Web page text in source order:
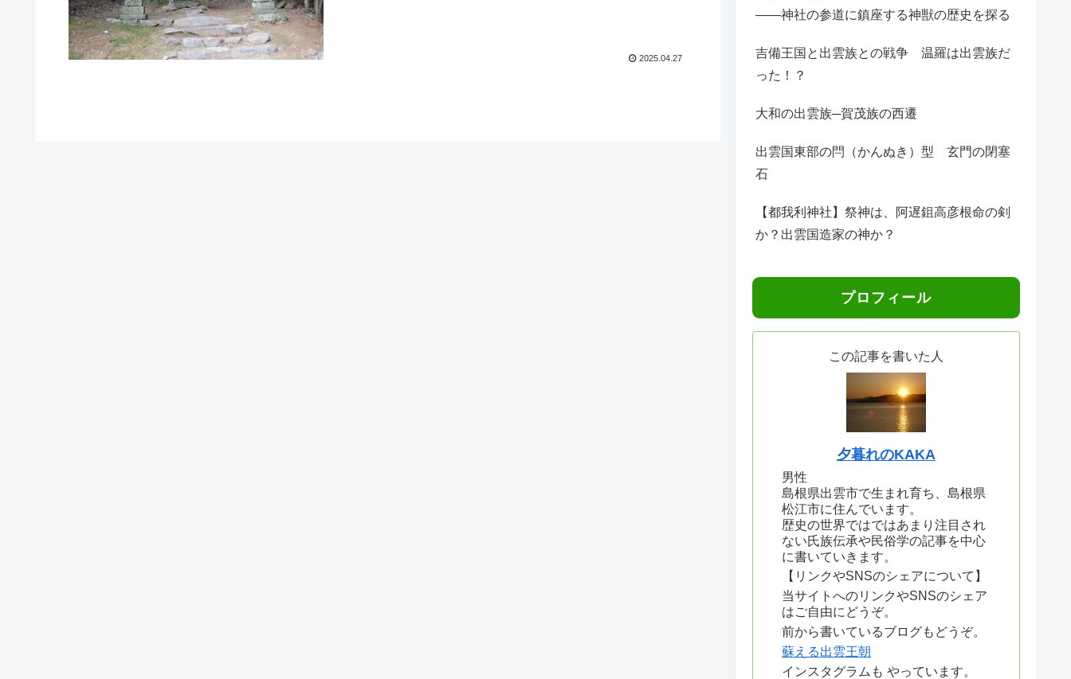
2025.04.27
――神社の参道に鎮座する神獣の歴史を探る
吉備王国と出雲族との戦争 温羅は出雲族だ
った！？
大和の出雲族─賀茂族の西遷
出雲国東部の閂（かんぬき）型 玄門の閉塞
石
【都我利神社】祭神は、阿遅鉏高彦根命の剣
か？出雲国造家の神か？
プロフィール
この記事を書いた人
夕暮れのKAKA
男性
島根県出雲市で生まれ育ち、島根県
松江市に住んでいます。
歴史の世界ではではあまり注目され
ない氏族伝承や民俗学の記事を中心
に書いていきます。
【リンクやSNSのシェアについて】
当サイトへのリンクやSNSのシェア
はご自由にどうぞ。
前から書いているブログもどうぞ。
蘇える出雲王朝
インスタグラムも やっています。